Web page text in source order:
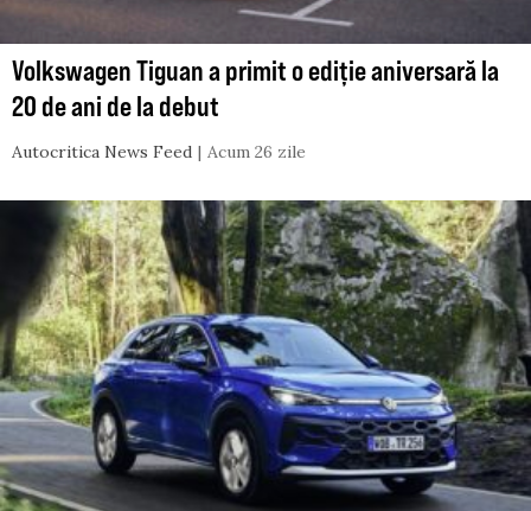
Volkswagen Tiguan a primit o ediție aniversară la
20 de ani de la debut
Autocritica News Feed Acum 26 zile